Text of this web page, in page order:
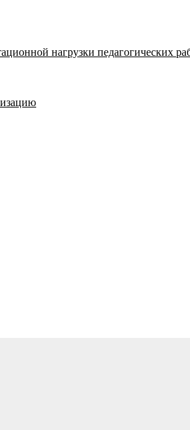
нагрузки педагогических